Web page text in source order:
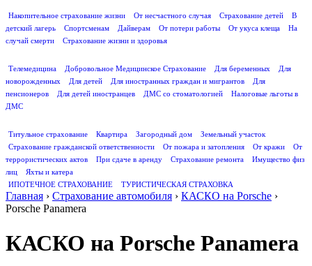
Накопительное страхование жизни
От несчастного случая Страхование детей
В
детский лагерь
Спортсменам Дайверам От потери работы От укуса клеща
На
случай смерти
Страхование жизни и здоровья
Телемедицина
Добровольное Медицинское Страхование Для беременных
Для
новорожденных
Для детей Для иностранных граждан и мигрантов
Для
пенсионеров
Для детей иностранцев ДМС со стоматологией
Налоговые льготы в
ДМС
Титульное страхование
Квартира Загородный дом
Земельный участок
Страхование гражданской ответственности
От пожара и затопления От кражи
От
террористических актов
При сдаче в аренду Страхование ремонта
Имущество физ
лиц
Яхты и катера
ИПОТЕЧНОЕ СТРАХОВАНИЕ
ТУРИСТИЧЕСКАЯ СТРАХОВКА
Главная › Страхование автомобиля › КАСКО на Porsche ›
Porsche Panamera
КАСКО на Porsche Panamera